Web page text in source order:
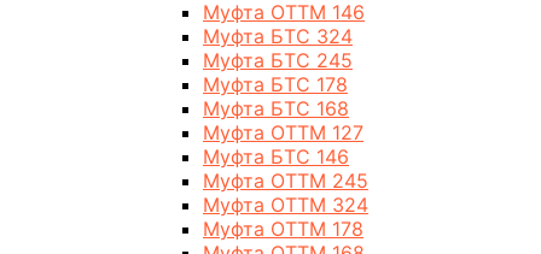
Муфта ОТТМ 146
Муфта БТС 324
Муфта БТС 245
Муфта БТС 178
Муфта БТС 168
Муфта ОТТМ 127
Муфта БТС 146
Муфта ОТТМ 245
Муфта ОТТМ 324
Муфта ОТТМ 178